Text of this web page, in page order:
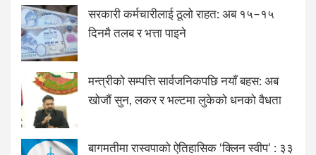
सरकारी कर्मचारीलाई ठूलो राहत: अब १५–१५
दिनमै तलब र भत्ता पाइने
मन्त्रीको सम्पत्ति सार्वजनिकपछि नयाँ बहस: अब
खोजौं सुन, लकर र भल्टमा लुकेको धनको वैधता
बागमतीमा रास्वपाको ऐतिहासिक ‘क्लिन स्वीप’ : ३३